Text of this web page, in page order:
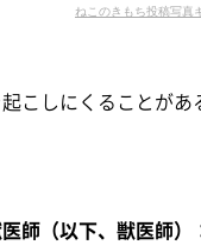
ねこのきもち投稿写真
こしにくることが
師（以下、獣医師）